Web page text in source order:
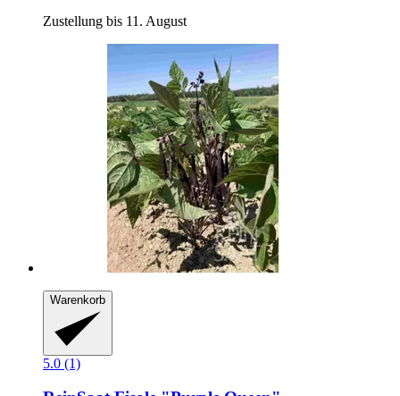
Zustellung bis 11. August
Warenkorb
5.0 (1)